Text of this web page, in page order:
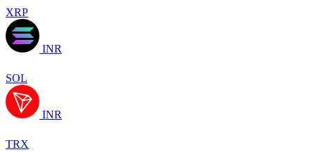
XRP
INR
SOL
INR
TRX